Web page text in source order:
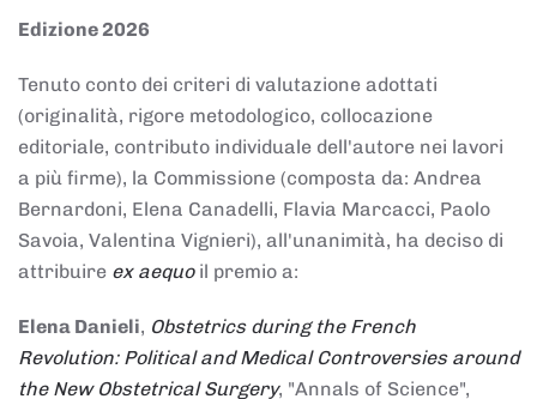
Edizione 2026
Tenuto conto dei criteri di valutazione adottati
(originalità, rigore metodologico, collocazione
editoriale, contributo individuale dell'autore nei lavori
a più firme), la Commissione (composta da: Andrea
Bernardoni, Elena Canadelli, Flavia Marcacci, Paolo
Savoia, Valentina Vignieri), all'unanimità, ha deciso di
attribuire ex aequoil premio a:
Elena Danieli, Obstetrics during the French
Revolution: Political and Medical Controversies around
the New Obstetrical Surgery, "Annals of Science",